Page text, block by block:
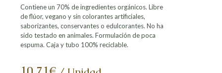
Contiene un 70% de ingredientes orgánicos. Libre
de flúor, vegano y sin colorantes artificiales,
saborizantes, conservantes o edulcorantes. No ha
sido testado en animales. Formulación de poca
espuma. Caja y tubo 100% reciclable.